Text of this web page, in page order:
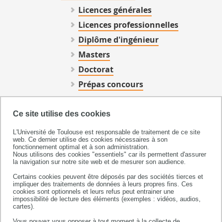
Ce site utilise des cookies
L'Université de Toulouse est responsable de traitement de ce site
web. Ce dernier utilise des cookies nécessaires à son
fonctionnement optimal et à son administration.
Nous utilisons des cookies "essentiels" car ils permettent d'assurer
la navigation sur notre site web et de mesurer son audience.
Certains cookies peuvent être déposés par des sociétés tierces et
impliquer des traitements de données à leurs propres fins. Ces
cookies sont optionnels et leurs refus peut entrainer une
impossibilité de lecture des éléments (exemples : vidéos, audios,
cartes).
Licences générales
Licences professionnelles
Diplôme d'ingénieur
Masters
Doctorat
Prépas concours
Alternance
Formation continue
Organisation des études
Accueil et accompagnement
Les enseignements
Emploi du temps et calendriers
universitaires